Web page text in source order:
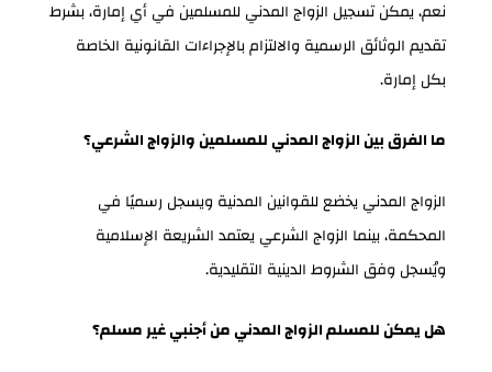
نعم، يمكن تسجيل الزواج المدني للمسلمين في أي إمارة، بشرط
تقديم الوثائق الرسمية والالتزام بالإجراءات القانونية الخاصة
بكل إمارة.
ما الفرق بين الزواج المدني للمسلمين والزواج الشرعي؟
الزواج المدني يخضع للقوانين المدنية ويسجل رسميًا في
المحكمة، بينما الزواج الشرعي يعتمد الشريعة الإسلامية
ويُسجل وفق الشروط الدينية التقليدية.
هل يمكن للمسلم الزواج المدني من أجنبي غير مسلم؟